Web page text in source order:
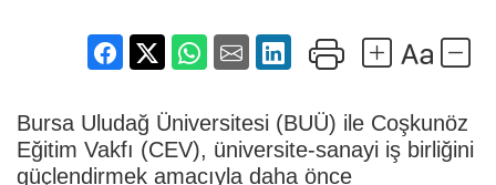
Bursa Uludağ Üniversitesi (BUÜ) ile Coşkunöz
Eğitim Vakfı (CEV), üniversite-sanayi iş birliğini
güçlendirmek amacıyla daha önce